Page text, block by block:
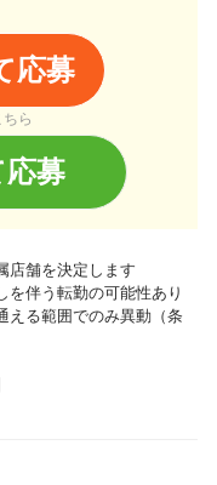
応募
ら
募
店舗を決定します
伴う転勤の可能性あり
える範囲でのみ異動（条